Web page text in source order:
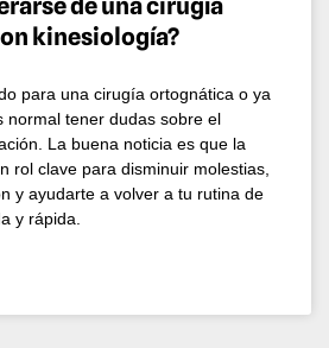
de una cirugía
kinesiología?
para una cirugía ortognática o ya
normal tener dudas sobre el
La buena noticia es que la
rol clave para disminuir molestias,
y ayudarte a volver a tu rutina de
y rápida.